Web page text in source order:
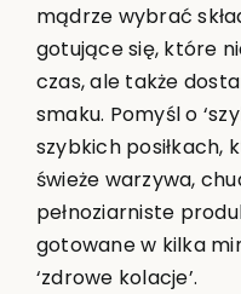
mądrze wybrać
gotujące się, które
czas, ale także
smaku. Pomyśl o
szybkich posiłkach,
świeże warzywa,
pełnoziarniste
gotowane w kilka
‘zdrowe kolacje’.